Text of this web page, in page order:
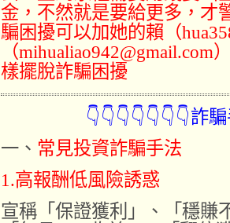
金，不然就是要給更多，才
騙困擾可以加她的賴（
（
樣擺脫詐騙困擾
👇👇👇👇👇👇👇詐騙手
一、 常見投資詐騙手法
1.高報酬低風險誘惑
宣稱「保證獲利」、「穩賺